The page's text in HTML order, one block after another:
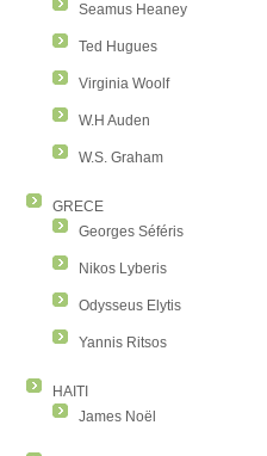
Seamus Heaney
Ted Hugues
Virginia Woolf
W.H Auden
W.S. Graham
GRECE
Georges Séféris
Nikos Lyberis
Odysseus Elytis
Yannis Ritsos
HAITI
James Noël